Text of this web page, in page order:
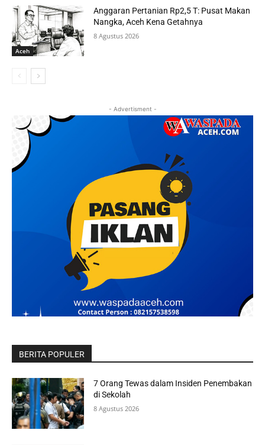
Aceh
Anggaran Pertanian Rp2,5 T: Pusat Makan
Nangka, Aceh Kena Getahnya
8 Agustus 2026
- Advertisment -
BERITA POPULER
7 Orang Tewas dalam Insiden Penembakan
di Sekolah
8 Agustus 2026